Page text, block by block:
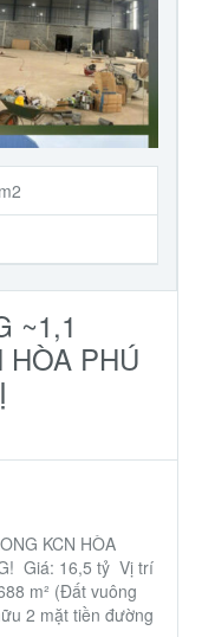
~1,1
HÒA PHÚ
KCN HÒA
Giá: 16,5 tỷ ​ Vị trí
m² (Đất vuông
2 mặt tiền đường